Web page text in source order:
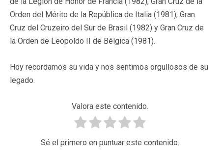
Orden del Mérito de la República de Italia (1981); Gran
Cruz del Cruzeiro del Sur de Brasil (1982) y Gran Cruz de
la Orden de Leopoldo II de Bélgica (1981).
Hoy recordamos su vida y nos sentimos orgullosos de su
legado.
Valora este contenido.
Sé el primero en puntuar este contenido.